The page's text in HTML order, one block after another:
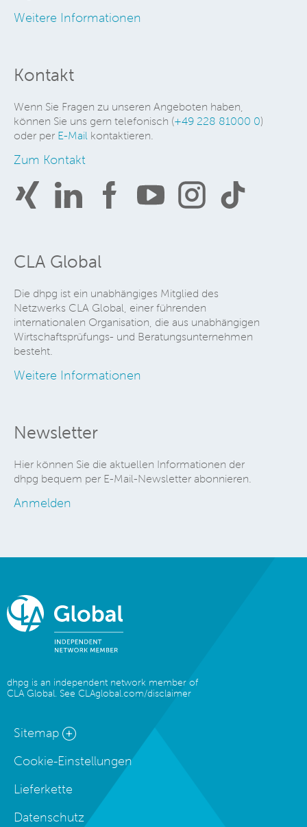
Weitere Informationen
Kontakt
Wenn Sie Fragen zu unseren Angeboten haben,
können Sie uns gern telefonisch (+49 228 81000 0)
oder per E-Mail kontaktieren.
Zum Kontakt
CLA Global
Die dhpg ist ein unabhängiges Mitglied des
Netzwerks CLA Global, einer führenden
internationalen Organisation, die aus unabhängigen
Wirtschaftsprüfungs- und Beratungsunternehmen
besteht.
Weitere Informationen
Newsletter
Hier können Sie die aktuellen Informationen der
dhpg bequem per E-Mail-Newsletter abonnieren.
Anmelden
dhpg is an independent network member of
CLA Global. See CLAglobal.com/disclaimer
Sitemap
Cookie-Einstellungen
Lieferkette
Datenschutz